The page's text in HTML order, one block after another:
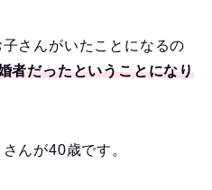
さんがいたことになるの
者だったということになり
んが40歳です。